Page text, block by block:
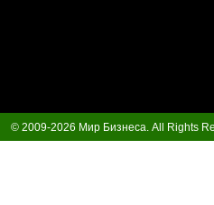
© 2009-2026 Мир Бизнеса. All Rights